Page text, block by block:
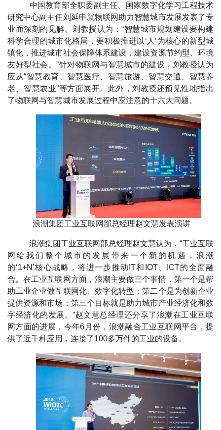
中国教育部全职委副主任、国家数字化学习工程技术
研究中心副主任刘延申就物联网助力智慧城市发展发表了专
业而深刻的见解。刘教授认为：“智慧城市规划建设要构建
科学合理的城市化格局，要积极推进以‘人’为核心的新型城
镇化，推进城市社会保障体系建设，建设资源节约型、环境
友好型社会。”针对物联网与智慧城市的建设，刘教授认为
应从“智慧教育、智慧医疗、智慧旅游、智慧交通、智慧养
老、智慧农业”等方面展开。此外，刘教授还预见性地指出
了物联网与智慧城市发展过程中应注意的十六大问题。
浪潮集团工业互联网部总经理赵文慧发表演讲
浪潮集团工业互联网部总经理赵文慧认为，“工业互联
网给我们整个城市的发展带来一个新的机遇，浪潮
的‘1+N’核心战略，将进一步推动IT和IOT、ICT的全面融
合。在工业互联网方面，浪潮主要做三个事情，第一个是帮
助工业企业做互联网化、数字化转型；第二个是为创新企业
提供资源和市场；第三个目标就是助力城市产业经济化和数
字经济化的发展。”赵文慧总经理还分享了浪潮在工业互联
网方面的进展，今年6月份，浪潮融合工业互联网平台，提
供了近千种应用，连接了100多万件的工业的设备。